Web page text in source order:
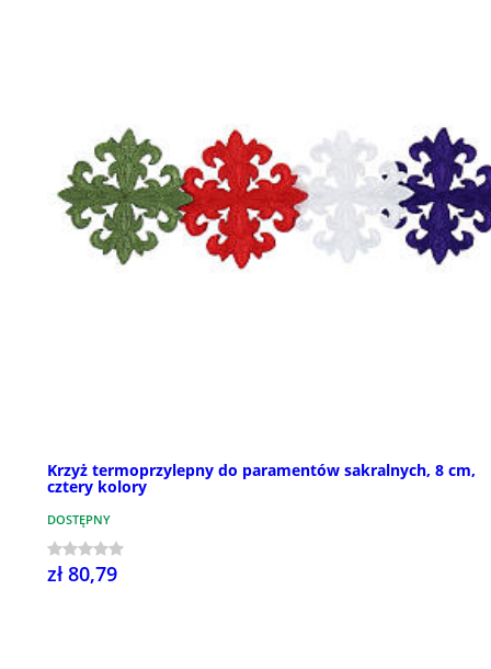
Krzyż termoprzylepny do paramentów sakralnych, 8 cm,
cztery kolory
DOSTĘPNY
zł 80,79